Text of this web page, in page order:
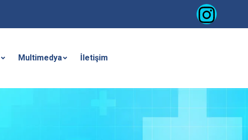
Multimedya İletişim